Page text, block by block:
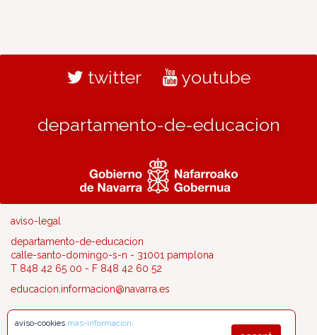
twitter youtube
departamento-de-educacion
aviso-legal
departamento-de-educacion
calle-santo-domingo-s-n - 31001 pamplona
T 848 42 65 00 - F 848 42 60 52
educacion.informacion@navarra.es
aviso-cookies mas-informacion.